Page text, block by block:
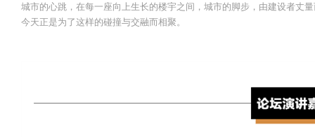
城市的心跳，在每一座向上生长的楼宇之间，城市的脚步，由建设者丈
今天正是为了这样的碰撞与交融而相聚。